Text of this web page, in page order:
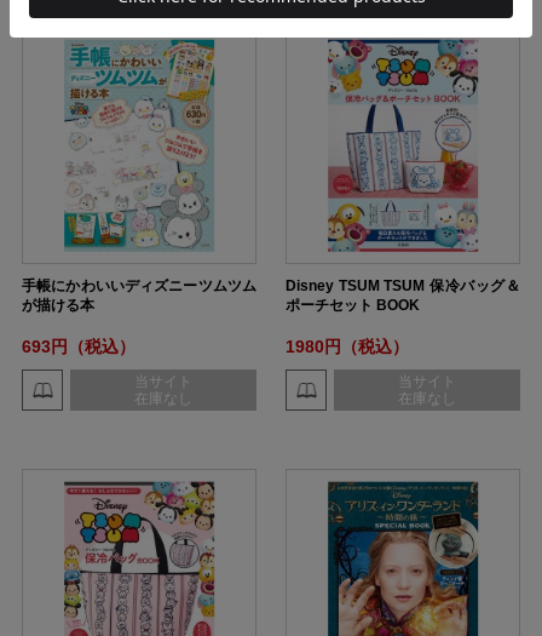
手帳にかわいいディズニーツムツム
が描ける本
693円（税込）
当サイト
在庫なし
Disney TSUM TSUM 保冷バッグ＆
ポーチセット BOOK
1980円（税込）
当サイト
在庫なし